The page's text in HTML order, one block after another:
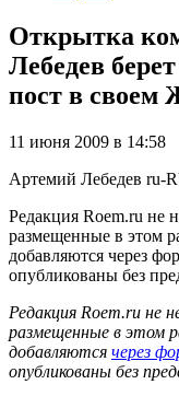
Открытка
Лебедев
пост в
11 июня 2009 в 14:58
Артемий Лебедев ru-
Редакция Roem.ru не
размещенные в этом
добавляются через
опубликованы без
Редакция Roem.ru не
размещенные в этом
добавляются через
опубликованы без